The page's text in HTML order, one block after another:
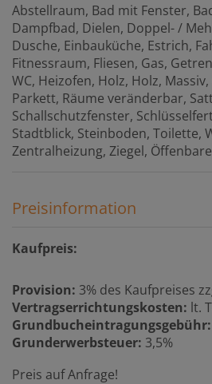
Abstellraum Bad mit Fenster
Dampfbad Dielen Doppel- /
Dusche Einbauküche Estrich
Fitnessraum Fliesen Gas
WC Heizofen Holz Holz Massiv
Parkett Räume veränderbar
Schallschutzfenster
Stadtblick Steinboden Toilette
Zentralheizung Ziegel
Preisinformation
Kaufpreis:
Provision: 3% des Kaufpreises
Vertragserrichtungskosten: lt.
Grundbucheintragungsgebühr:
Grunderwerbsteuer: 3,5%
Preis auf Anfrage!